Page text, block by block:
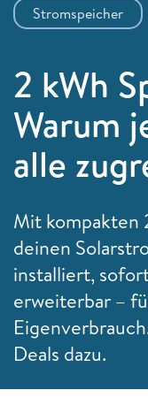
Stromspeicher
2 kWh
Warum
alle
Mit kompakten
deinen
installiert,
erweiterbar –
Deals dazu.